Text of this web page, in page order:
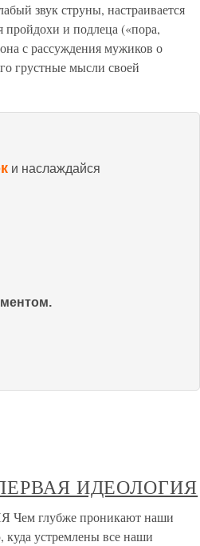
звук струны, настраивается
и подлеца («пора,
с рассуждения мужиков о
грустные мысли своей
и наслаждайся
ИДЕОЛОГИЯ
глубже проникают наши
куда устремлены все наши